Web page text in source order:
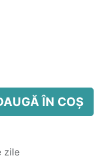
ÎN COȘ
zile